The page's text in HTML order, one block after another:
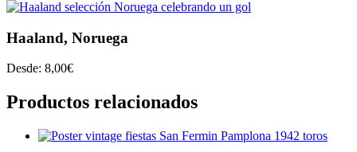
Haaland, Noruega
Desde: 8,00€
Productos relacionados